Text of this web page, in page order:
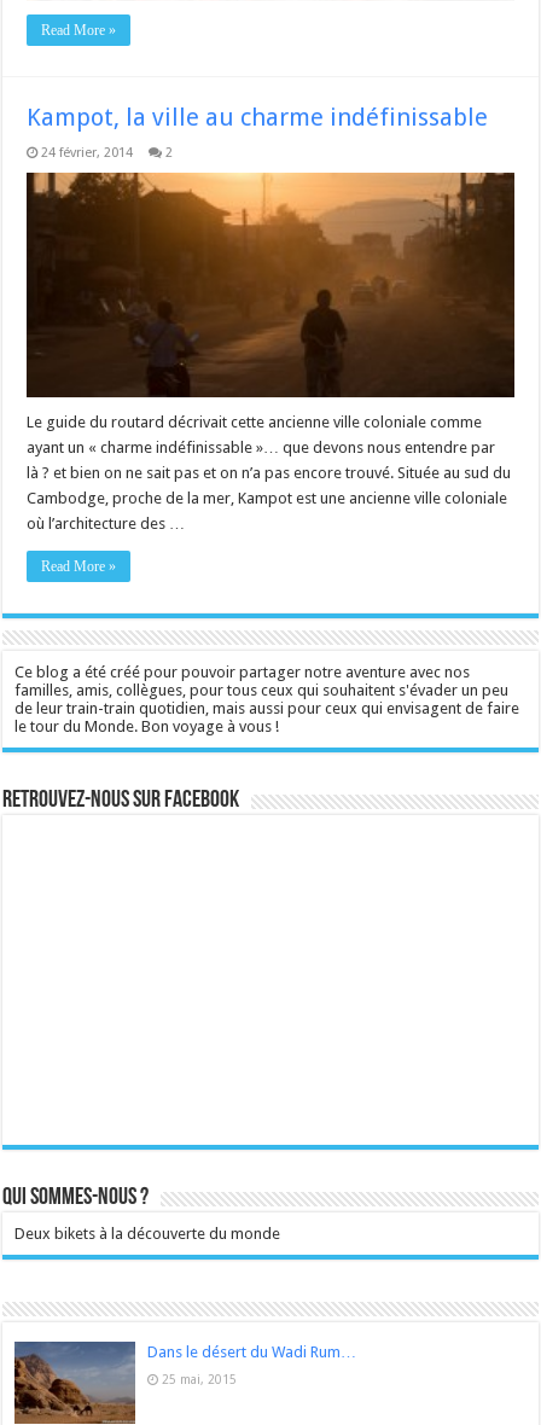
Read More »
Kampot, la ville au charme indéfinissable
24 février, 2014 2
Le guide du routard décrivait cette ancienne ville coloniale comme
ayant un « charme indéfinissable »… que devons nous entendre par
là ? et bien on ne sait pas et on n’a pas encore trouvé. Située au sud du
Cambodge, proche de la mer, Kampot est une ancienne ville coloniale
où l’architecture des …
Read More »
Ce blog a été créé pour pouvoir partager notre aventure avec nos
familles, amis, collègues, pour tous ceux qui souhaitent s'évader un peu
de leur train-train quotidien, mais aussi pour ceux qui envisagent de faire
le tour du Monde. Bon voyage à vous !
Retrouvez-nous sur Facebook
Qui sommes-nous ?
Deux bikets à la découverte du monde
Dans le désert du Wadi Rum…
25 mai, 2015